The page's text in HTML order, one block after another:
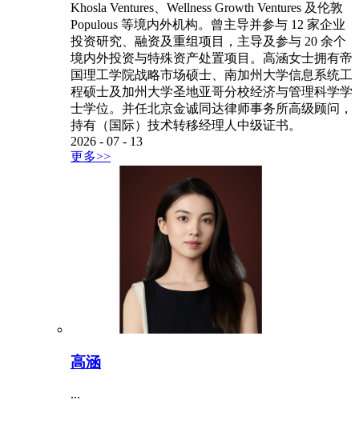
Khosla Ventures、Wellness Growth Ventures 及伦敦
Populous 等境内外机构。曾主导并参与 12 家企业
投资研究、融资及重组项目，主导及参与 20 余个
境内外投资与特殊资产处置项目。高涵女士拥有帝
国理工学院战略市场硕士、南加州大学信息系统工
程硕士及加州大学圣地亚哥分校经济与管理科学学
士学位。并任北京金诚同达律师事务所高级顾问，
持有（国际）技术转移经理人中级证书。
2026 - 07 - 13
更多>>
高涵
...